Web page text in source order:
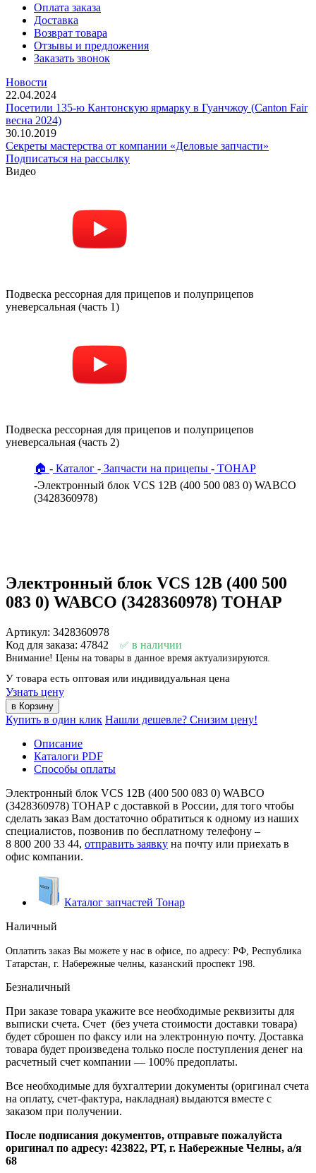
Оплата заказа
Доставка
Возврат товара
Отзывы и предложения
Заказать звонок
Новости
22.04.2024
Посетили 135-ю Кантонскую ярмарку в Гуанчжоу (Canton Fair
весна 2024)
30.10.2019
Секреты мастерства от компании «Деловые запчасти»
Подписаться на рассылку
Видео
Подвеска рессорная для прицепов и полуприцепов
уневерсальная (часть 1)
Подвеска рессорная для прицепов и полуприцепов
уневерсальная (часть 2)
🏠 Каталог Запчасти на прицепы
ТОНАР
Электронный блок VCS 12B (400 500 083 0) WABCO
(3428360978)
Электронный блок VCS 12B (400 500
083 0) WABCO (3428360978) ТОНАР
Артикул: 3428360978
Код для заказа: 47842
в наличии
Внимание! Цены на товары в данное время актуализируются.
У товара есть оптовая или индивидуальная цена
Узнать цену
Купить в один клик Нашли дешевле? Снизим цену!
Описание
Каталоги PDF
Способы оплаты
Электронный блок VCS 12B (400 500 083 0) WABCO
(3428360978) ТОНАР с доставкой в России, для того чтобы
сделать заказ Вам достаточно обратиться к одному из наших
специалистов, позвонив по бесплатному телефону –
8 800 200 33 44, отправить заявку на почту или приехать в
офис компании.
Каталог запчастей Тонар
Наличный
Оплатить заказ Вы можете у нас в офисе, по адресу: РФ, Республика
Татарстан, г. Набережные челны, казанский проспект 198.
Безналичный
При заказе товара укажите все необходимые реквизиты для
выписки счета. Счет (без учета стоимости доставки товара)
будет сброшен по факсу или на электронную почту. Доставка
товара будет произведена только после поступления денег на
расчетный счет компании — 100% предоплаты.
Все необходимые для бухгалтерии документы (оригинал счета
на оплату, счет-фактура, накладная) выдаются вместе с
заказом при получении.
После подписания документов, отправьте пожалуйста
оригинал по адресу: 423822, РТ, г. Набережные Челны, а/я
68